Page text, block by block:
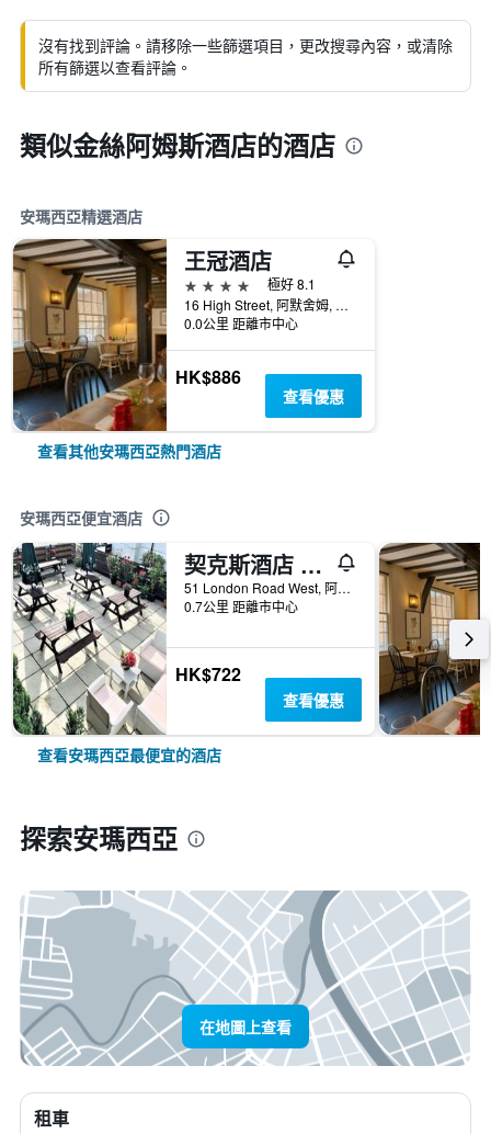
沒有找到評論。請移除一些篩選項目，更改搜尋內容，或清除
所有篩選以查看評論。
類似金絲阿姆斯酒店的酒店
安瑪西亞精選酒店
王冠酒店
4星級
極好 8.1
16 High Street, 阿默舍姆, 英國
0.0公里 距離市中心
HK$886
查看優惠
查看其他安瑪西亞熱門酒店
安瑪西亞便宜酒店
契克斯酒店 - 阿默舍姆
51 London Road West, 阿默舍姆, 英國
0.7公里 距離市中心
HK$722
查看優惠
查看安瑪西亞最便宜的酒店
探索安瑪西亞
在地圖上查看
租車